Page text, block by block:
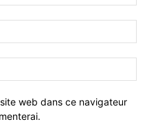
web dans ce navigateur